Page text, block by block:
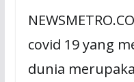
covid 19 yang
dunia